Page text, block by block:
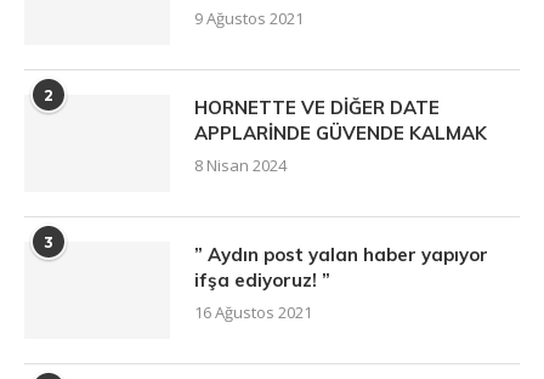
9 Ağustos 2021
2
HORNETTE VE DİĞER DATE
APPLARİNDE GÜVENDE KALMAK
8 Nisan 2024
3
” Aydın post yalan haber yapıyor
ifşa ediyoruz! ”
16 Ağustos 2021